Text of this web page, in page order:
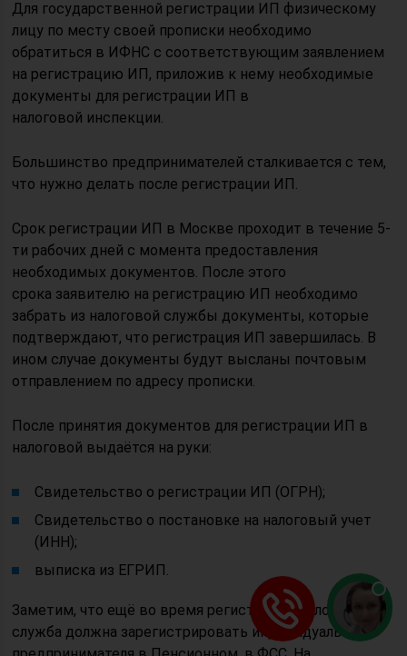
Для государственной регистрации ИП физическому
лицу по месту своей прописки необходимо
обратиться в ИФНС с соответствующим заявлением
на регистрацию ИП, приложив к нему необходимые
документы для регистрации ИП в
налоговой инспекции.
Большинство предпринимателей сталкивается с тем,
что нужно делать после регистрации ИП.
Срок регистрации ИП в Москве проходит в течение 5-
ти рабочих дней с момента предоставления
необходимых документов. После этого
срока заявителю на регистрацию ИП необходимо
забрать из налоговой службы документы, которые
подтверждают, что регистрация ИП завершилась. В
ином случае документы будут высланы почтовым
отправлением по адресу прописки.
После принятия документов для регистрации ИП в
налоговой выдаётся на руки:
Свидетельство о регистрации ИП (ОГРН);
Свидетельство о постановке на налоговый учет
(ИНН);
выписка из ЕГРИП.
Заметим, что ещё во время регистрации налоговая
служба должна зарегистрировать индивидуального